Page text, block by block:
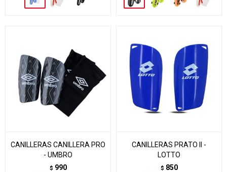
CANILLERAS CANILLERA PRO
- UMBRO
$ 990
CANILLERAS PRATO II -
LOTTO
$ 850